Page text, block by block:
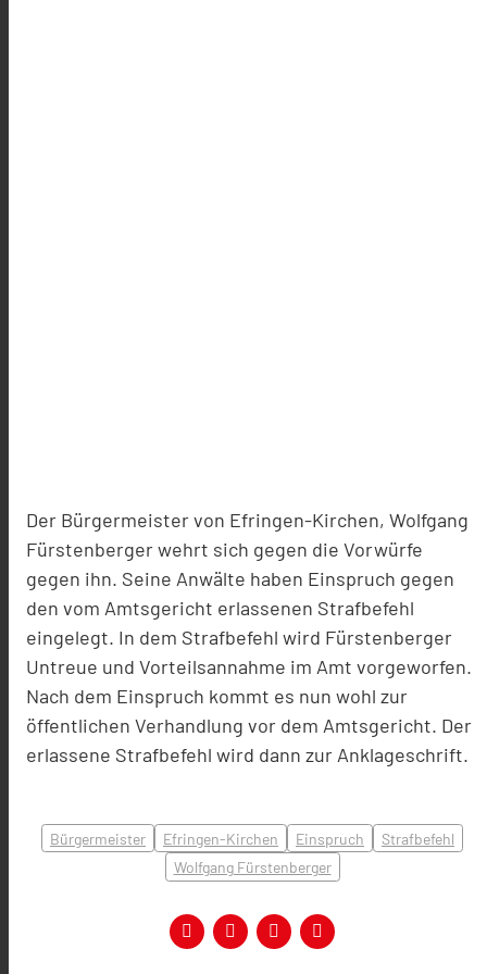
Der Bürgermeister von Efringen-Kirchen, Wolfgang
Fürstenberger wehrt sich gegen die Vorwürfe
gegen ihn. Seine Anwälte haben Einspruch gegen
den vom Amtsgericht erlassenen Strafbefehl
eingelegt. In dem Strafbefehl wird Fürstenberger
Untreue und Vorteilsannahme im Amt vorgeworfen.
Nach dem Einspruch kommt es nun wohl zur
öffentlichen Verhandlung vor dem Amtsgericht. Der
erlassene Strafbefehl wird dann zur Anklageschrift.
Bürgermeister Efringen-Kirchen Einspruch
Strafbefehl
Wolfgang Fürstenberger